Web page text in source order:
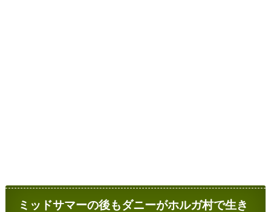
ミッドサマーの後もダニーがホルガ村で生き